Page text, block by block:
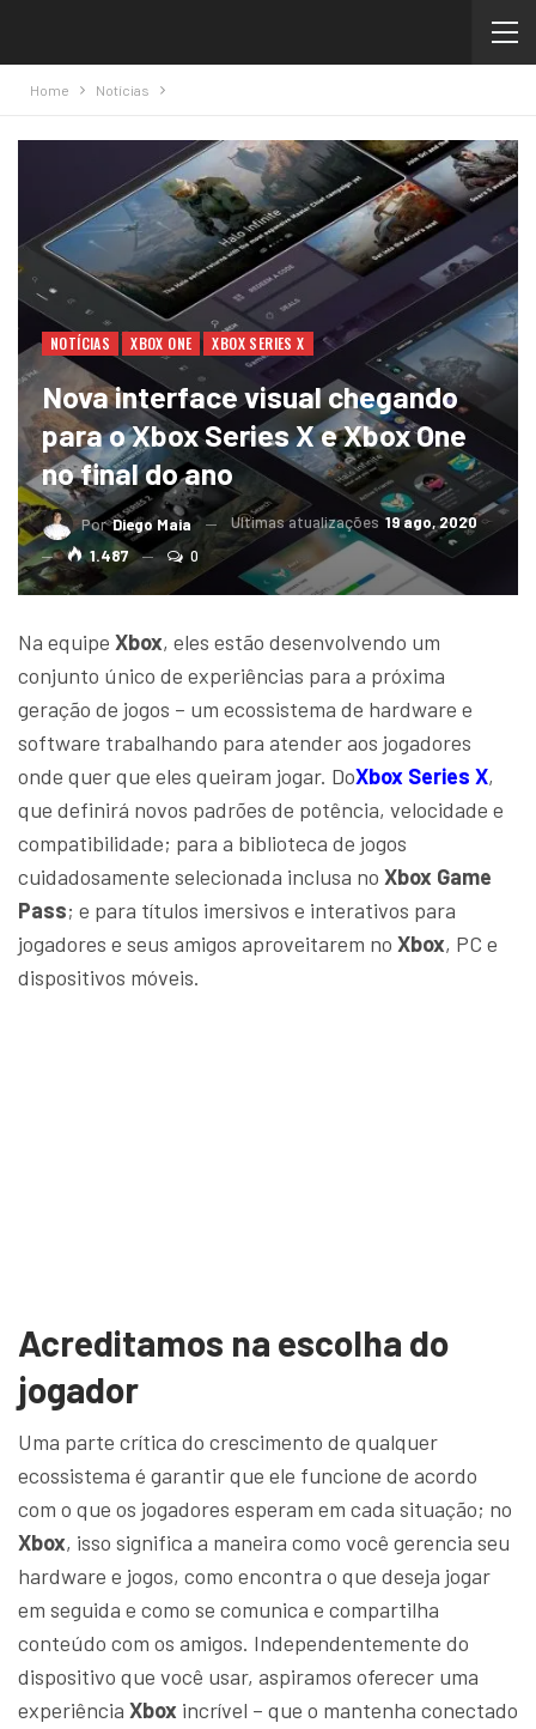
Home Notícias
NOTÍCIAS XBOX ONE XBOX SERIES X
Nova interface visual chegando
para o Xbox Series X e Xbox One
no final do ano
PorDiego Maia Ultimas atualizações19 ago, 2020
1.487
0
Na equipe Xbox, eles estão desenvolvendo um
conjunto único de experiências para a próxima
geração de jogos – um ecossistema de hardware e
software trabalhando para atender aos jogadores
onde quer que eles queiram jogar. DoXbox Series X,
que definirá novos padrões de potência, velocidade e
compatibilidade; para a biblioteca de jogos
cuidadosamente selecionada inclusa no Xbox Game
Pass; e para títulos imersivos e interativos para
jogadores e seus amigos aproveitarem no Xbox, PC e
dispositivos móveis.
Acreditamos na escolha do
jogador
Uma parte crítica do crescimento de qualquer
ecossistema é garantir que ele funcione de acordo
com o que os jogadores esperam em cada situação; no
Xbox, isso significa a maneira como você gerencia seu
hardware e jogos, como encontra o que deseja jogar
em seguida e como se comunica e compartilha
conteúdo com os amigos. Independentemente do
dispositivo que você usar, aspiramos oferecer uma
experiência Xbox incrível – que o mantenha conectado